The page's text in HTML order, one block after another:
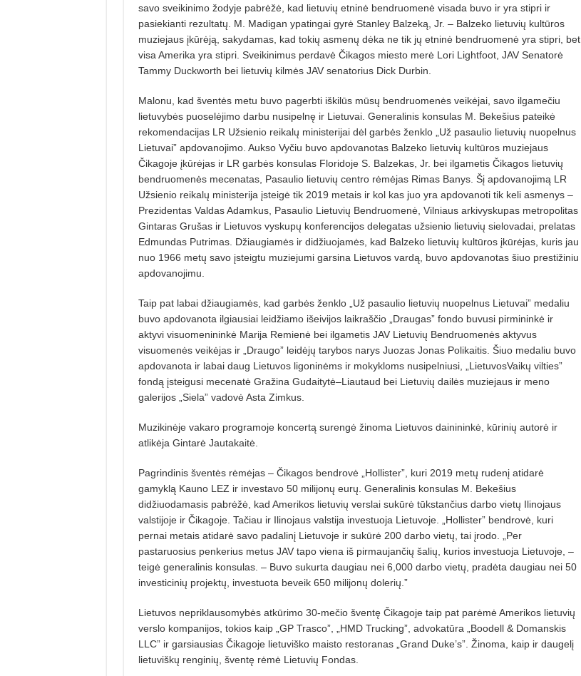
savo sveikinimo žodyje pabrėžė, kad lietuvių etninė bendruomenė visa­da buvo ir yra stipri ir
pasiekian­ti rezultatų. M. Madigan ypatingai gyrė Stanley Balzeką, Jr. – Balzeko lietuvių kultūros
muziejaus įkūrėją, sakydamas, kad tokių asmenų dėka ne tik jų etninė bendruomenė yra stipri, bet
visa Amerika yra stipri. Sveikinimus perdavė Čikagos miesto merė Lori Lightfoot, JAV Senatorė
Tammy Duckworth bei lietuvių kil­mės JAV senatorius Dick Durbin.
Malonu, kad šventės metu buvo pagerbti iškilūs mūsų bendruomenės veikėjai, savo ilgamečiu
lietuvybės puoselėjimo darbu nusipelnę ir Lie­tuvai. Generalinis konsulas M. Beke­šius pateikė
rekomendacijas LR Už­sienio reikalų ministerijai dėl garbės ženklo „Už pasaulio lietuvių nuopelnus
Lietuvai” apdovanojimo. Aukso Vyčiu buvo apdovanotas Balzeko lie­tuvių kultūros muziejaus
Čikagoje įkūrėjas ir LR garbės konsulas Flori­doje S. Balzekas, Jr. bei ilgametis Čikagos lietuvių
bendruomenės mecenatas, Pasaulio lietuvių centro rė­mėjas Rimas Banys. Šį apdovanojimą LR
Užsienio reikalų ministerija įsteigė tik 2019 metais ir kol kas juo yra apdovanoti tik keli asmenys –
Prezidentas Valdas Adamkus, Pasau­lio Lietuvių Bendruomenė, Vilniaus arkivyskupas metropolitas
Gintaras Grušas ir Lietuvos vyskupų konferencijos delegatas užsienio lietuvių sielovadai, prelatas
Edmundas Putri­mas. Džiaugiamės ir didžiuojamės, kad Balzeko lietuvių kultūros įkūrėjas, kuris jau
nuo 1966 metų savo įsteigtu muziejumi garsina Lietuvos vardą, buvo apdovanotas šiuo presti­žiniu
apdovanojimu.
Taip pat labai džiaugiamės, kad garbės ženklo „Už pasaulio lietuvių nuopelnus Lietuvai” medaliu
buvo apdovanota ilgiausiai leidžiamo išei­vijos laikraščio „Draugas” fondo bu­vusi pirmininkė ir
aktyvi visuome­ni­ninkė Marija Remienė bei ilgametis JAV Lietuvių Bendruomenės aktyvus
visuomenės veikėjas ir „Draugo” leidėjų tarybos narys Juozas Jonas Polikaitis. Šiuo medaliu buvo
apdovanota ir labai daug Lietuvos ligoninėms ir mokykloms nusipelniusi, „LietuvosVaikų vilties”
fon­dą įsteigusi mecenatė Gražina Gu­dai­tytė–Liautaud bei Lietuvių dailės muziejaus ir meno
galerijos „Siela” vadovė Asta Zimkus.
Muzikinėje vakaro programoje kon­certą surengė žinoma Lietuvos dainininkė, kūrinių autorė ir
atlikėja Gintarė Jautakaitė.
Pagrindinis šventės rėmėjas – Čikagos bendrovė „Hollister”, kuri 2019 metų rudenį atidarė
gamyklą Kauno LEZ ir investavo 50 milijonų eurų. Generalinis konsulas M. Bek­e­šius
didžiuodamasis pabrėžė, kad Amerikos lietuvių verslai sukūrė tūkstančius darbo vietų Ilinojaus
valstijoje ir Čikagoje. Tačiau ir Ilinojaus valstija investuoja Lietuvoje. „Hollis­ter” bendrovė, kuri
pernai metais atidarė savo padalinį Lietuvoje ir sukū­rė 200 darbo vietų, tai įrodo. „Per
pastaruosius penkerius metus JAV tapo viena iš pirmaujančių šalių, kurios investuoja Lietuvoje, –
teigė generalinis konsulas. – Buvo sukurta daugiau nei 6,000 darbo vietų, pradėta daugiau nei 50
investicinių projektų, in­vestuota beveik 650 milijonų dolerių.”
Lietuvos nepriklausomybės at­kū­rimo 30-mečio šventę Čikagoje taip pat parėmė Amerikos lietuvių
verslo kompanijos, tokios kaip „GP Trasco”, „HMD Trucking”, advokatūra „Boo­dell & Domanskis
LLC” ir garsiausias Čikagoje lietuviško maisto res­to­ranas „Grand Duke’s”. Žinoma, kaip ir daugelį
lietuviškų renginių, šventę rėmė Lietuvių Fondas.